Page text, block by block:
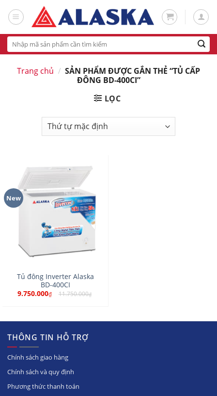
Tìm
kiếm:
Trang chủ / SẢN PHẨM ĐƯỢC GẮN THẺ “TỦ CẤP
ĐÔNG BD-400CI”
LỌC
New
Tủ đông Inverter Alaska
BD-400CI
9.750.000₫ 11.750.000₫
THÔNG TIN HỖ TRỢ
Chính sách giao hàng
Chính sách và quy định
Phương thức thanh toán